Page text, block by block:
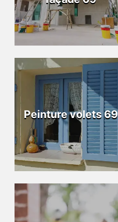
Peinture volets 69